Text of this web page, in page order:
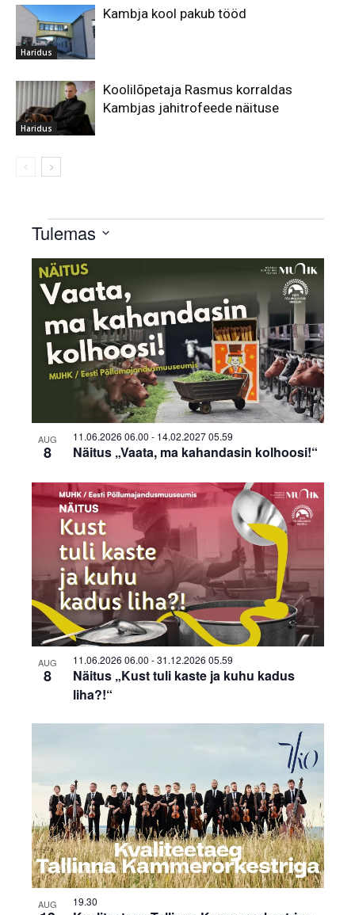
Haridus
Kambja kool pakub tööd
Haridus
Koolilõpetaja Rasmus korraldas
Kambjas jahitrofeede näituse
Sündmused
Tulemas
date.
List
of
events
Photo
View
AUG
8 Näitus „Vaata, ma kahandasin kolhoosi!“
11.06.2026 06.00 - 14.02.2027 05.59
AUG
8
Näitus „Kust tuli kaste ja kuhu kadus
liha?!“
11.06.2026 06.00 -31.12.2026 05.59
AUG 19.30